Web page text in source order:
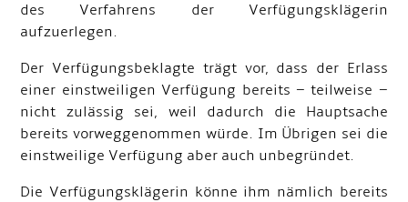
des Verfahrens der Verfügungsklägerin
aufzuerlegen.
Der Verfügungsbeklagte trägt vor, dass der Erlass
einer einstweiligen Verfügung bereits – teilweise –
nicht zulässig sei, weil dadurch die Hauptsache
bereits vorweggenommen würde. Im Übrigen sei die
einstweilige Verfügung aber auch unbegründet.
Die Verfügungsklägerin könne ihm nämlich bereits